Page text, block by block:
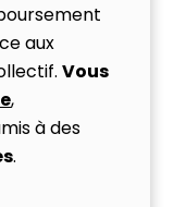
aux
Vous
,
à des
.